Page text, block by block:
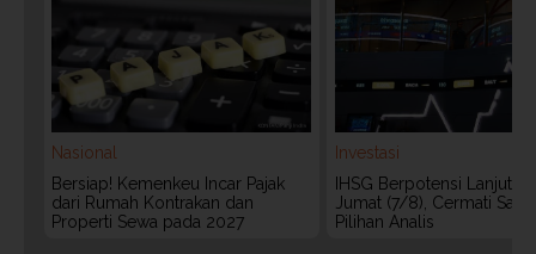
Nasional
Bersiap! Kemenkeu Incar Pajak
dari Rumah Kontrakan dan
Properti Sewa pada 2027
Investasi
IHSG Berpotensi Lanjut
Jumat (7/8), Cermati
Pilihan Analis